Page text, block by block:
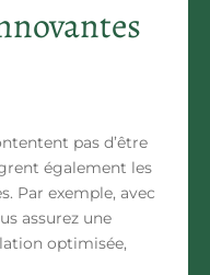
pas d’être
également les
. Par exemple, avec
assurez une
optimisée,